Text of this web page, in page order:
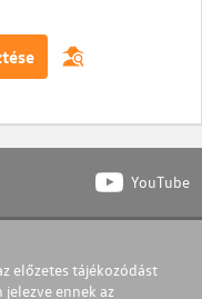
YouTube
előzetes tájékozódást
ennek az